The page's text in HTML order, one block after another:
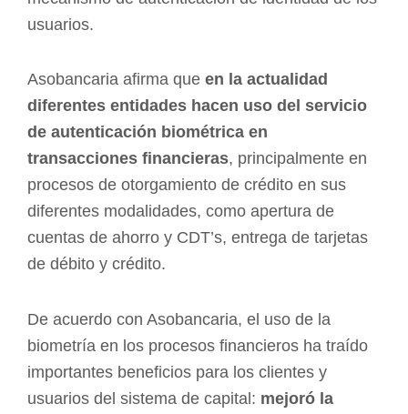
usuarios.
Asobancaria afirma que en la actualidad
diferentes entidades hacen uso del servicio
de autenticación biométrica en
transacciones financieras, principalmente en
procesos de otorgamiento de crédito en sus
diferentes modalidades, como apertura de
cuentas de ahorro y CDT’s, entrega de tarjetas
de débito y crédito.
De acuerdo con Asobancaria, el uso de la
biometría en los procesos financieros ha traído
importantes beneficios para los clientes y
usuarios del sistema de capital: mejoró la